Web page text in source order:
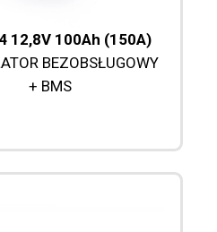
12,8V 100Ah (150A)
BEZOBSŁUGOWY
+ BMS